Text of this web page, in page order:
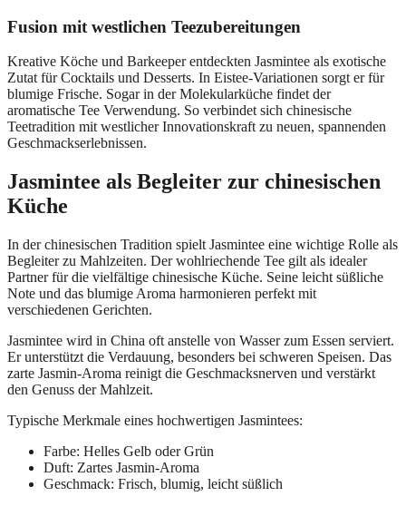
Fusion mit westlichen Teezubereitungen
Kreative Köche und Barkeeper entdeckten Jasmintee als exotische
Zutat für Cocktails und Desserts. In Eistee-Variationen sorgt er für
blumige Frische. Sogar in der Molekularküche findet der
aromatische Tee Verwendung. So verbindet sich chinesische
Teetradition mit westlicher Innovationskraft zu neuen, spannenden
Geschmackserlebnissen.
Jasmintee als Begleiter zur chinesischen
Küche
In der chinesischen Tradition spielt Jasmintee eine wichtige Rolle als
Begleiter zu Mahlzeiten. Der wohlriechende Tee gilt als idealer
Partner für die vielfältige chinesische Küche. Seine leicht süßliche
Note und das blumige Aroma harmonieren perfekt mit
verschiedenen Gerichten.
Jasmintee wird in China oft anstelle von Wasser zum Essen serviert.
Er unterstützt die Verdauung, besonders bei schweren Speisen. Das
zarte Jasmin-Aroma reinigt die Geschmacksnerven und verstärkt
den Genuss der Mahlzeit.
Typische Merkmale eines hochwertigen Jasmintees:
Farbe: Helles Gelb oder Grün
Duft: Zartes Jasmin-Aroma
Geschmack: Frisch, blumig, leicht süßlich